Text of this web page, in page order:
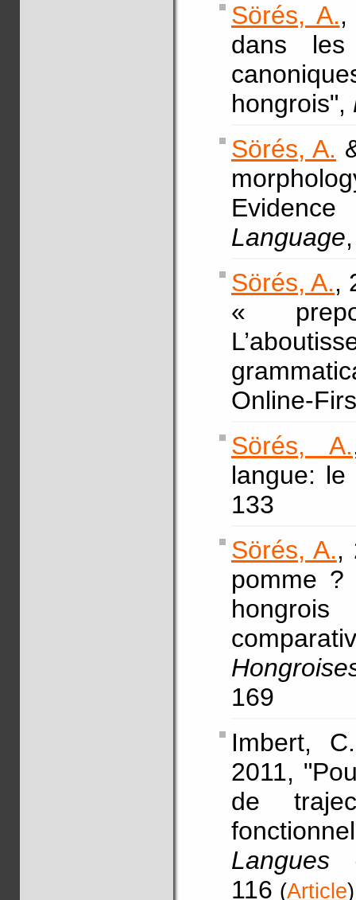
Sörés, A.,
dans les
hongrois",
Sörés, A.
Language
Sörés, A.,
«
Online-
Sörés, A.
langue:
133
Sörés, A.,
pomme ?
169
Imbert,
2011,
de
116 (Article)